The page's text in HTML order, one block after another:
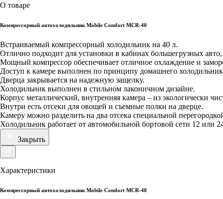
О товаре
Компрессорный автохолодильник Mobile Comfort MCR-40
Встраиваемый компрессорный холодильник на 40 л.
Отлично подходит для установки в кабинах большегрузных
Мощный компрессор обеспечивает отличное охлаждение и
Доступ к камере выполнен по принципу домашнего
Дверца закрывается на надежную защелку.
Холодильник выполнен в стильном лаконичном дизайне.
Корпус металлический, внутренняя камера – из экологически
Внутри есть отсеки для овощей и съемные полки на дверце.
Камеру можно разделить на два отсека специальной
Холодильник работает от автомобильной бортовой сети 12 или
Закрыть
Характеристики
Компрессорный автохолодильник Mobile Comfort MCR-40